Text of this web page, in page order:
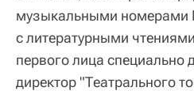
музыкальными номерами
с литературными
первого лица специально
директор "Театрального